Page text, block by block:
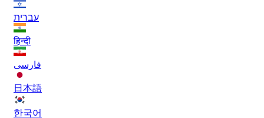
עברית
हिन्दी
فارسی
日本語
한국어